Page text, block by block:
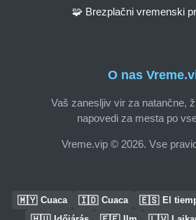
O nas
Vaš zanesljiv vir za natančne,
napovedi za mesta po
Vreme.vip © 2026. Vse
🧩 Brezplačni vremenski
🇲🇾 Cuaca 🇮🇩 Cuaca 🇪🇸 El